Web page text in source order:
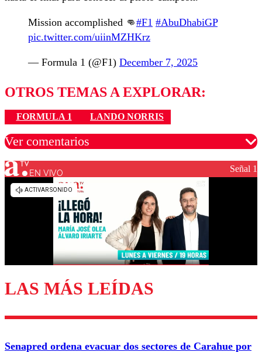
Mission accomplished 👊#F1 #AbuDhabiGP
pic.twitter.com/uiinMZHKrz
— Formula 1 (@F1) December 7, 2025
OTROS TEMAS A EXPLORAR:
FORMULA 1 LANDO NORRIS
Ver comentarios
Los comentarios son moderados para garantizar un
diálogo respetuoso.
Enviar comentario
EN VIVO Señal 1
LAS MÁS LEÍDAS
Senapred ordena evacuar dos sectores de Carahue por